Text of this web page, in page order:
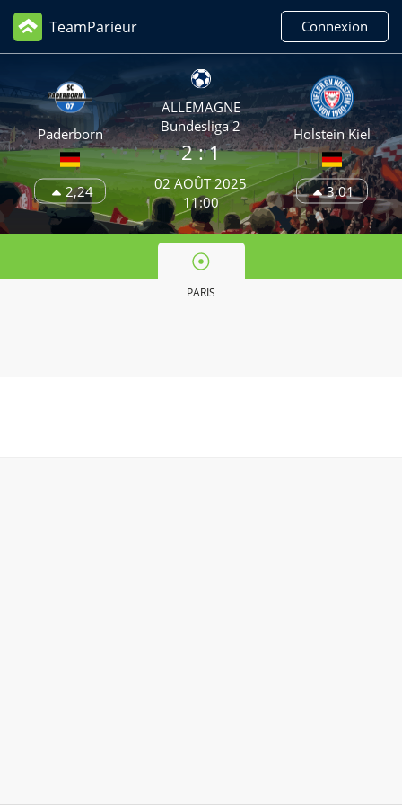
TeamParieur Connexion
Paderborn
2,24
ALLEMAGNE
Bundesliga 2
2: 1
02 AOÛT 2025
11:00
Holstein Kiel
3,01
PARIS